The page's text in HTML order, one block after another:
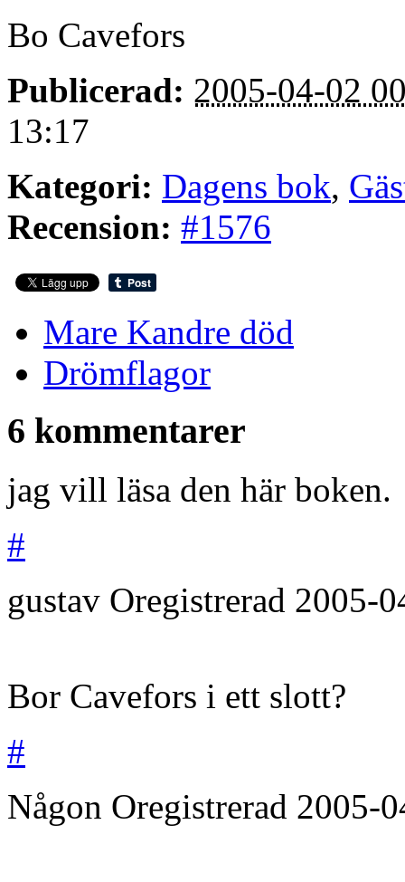
Bo Cavefors
Publicerad: 2005-04-02
13:17
Kategori: Dagens bok,
Recension: #1576
Mare Kandre död
Drömflagor
6 kommentarer
jag vill läsa den här boken.
#
gustav Oregistrerad 2005-
Bor Cavefors i ett slott?
#
Någon Oregistrerad 2005-